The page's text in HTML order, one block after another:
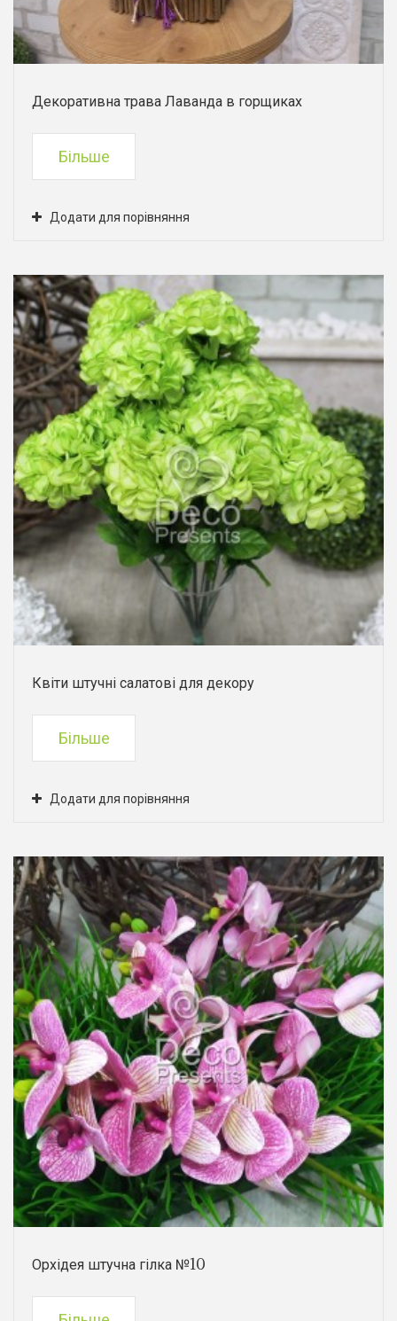
Декоративна трава Лаванда в горщиках
Більше
Додати для порівняння
Квіти штучні салатові для декору
Більше
Додати для порівняння
Орхідея штучна гілка №10